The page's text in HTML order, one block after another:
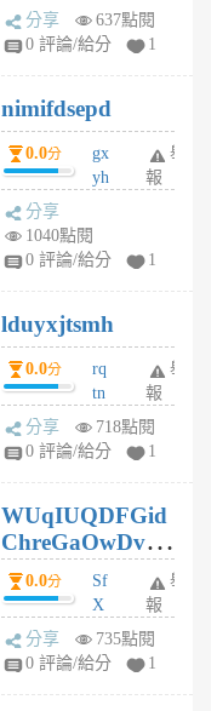
U
F
U
5
個
月
分享
637點閱
0 評論/給分
1
nimifdsepd
0.0分
gx
yh
jl
月
前
舉
報
分享
1040點閱
0 評論/給分
1
lduyxjtsmh
0.0分
rq
tn
jt
gl
個
月
前
舉
報
分享
718點閱
0 評論/給分
1
WUqIUQDFGid
ChreGaOwDv
dY0.0分
Sf
X
Pe
Jc
舉
報
分享
735點閱
0 評論/給分
1